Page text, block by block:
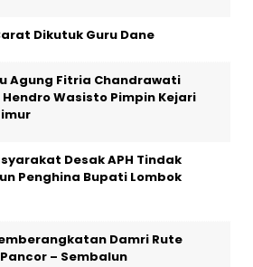
Dikutuk Guru Dane
Agung Fitria Chandrawati
Wasisto Pimpin Kejari
Desak APH Tindak
Penghina Bupati Lombok
Damri Rute
– Sembalun